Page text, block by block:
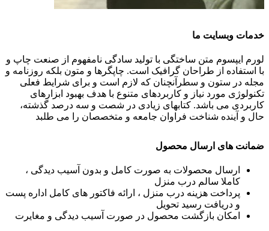
خدمات وبسایت ما
لورم ایپسوم متن ساختگی با تولید سادگی نامفهوم از صنعت چاپ و
با استفاده از طراحان گرافیک است. چاپگرها و متون بلکه روزنامه و
مجله در ستون و سطرآنچنان که لازم است و برای شرایط فعلی
تکنولوژی مورد نیاز و کاربردهای متنوع با هدف بهبود ابزارهای
کاربردی می باشد. کتابهای زیادی در شصت و سه درصد گذشته،
حال و آینده شناخت فراوان جامعه و متخصصان را می طلبد
ضمانت های ارسال محصول
ارسال محصولات به صورت کامل و بدون آسیب دیدگی ،
کاملا سالم درب منزل
پرداخت هزینه درب منزل ، ارائه فاکتور های کامل اداره پست
و دریافت رسید تحویل
امکان بازگشت محصول در صورت آسیب دیدگی و مغایرت